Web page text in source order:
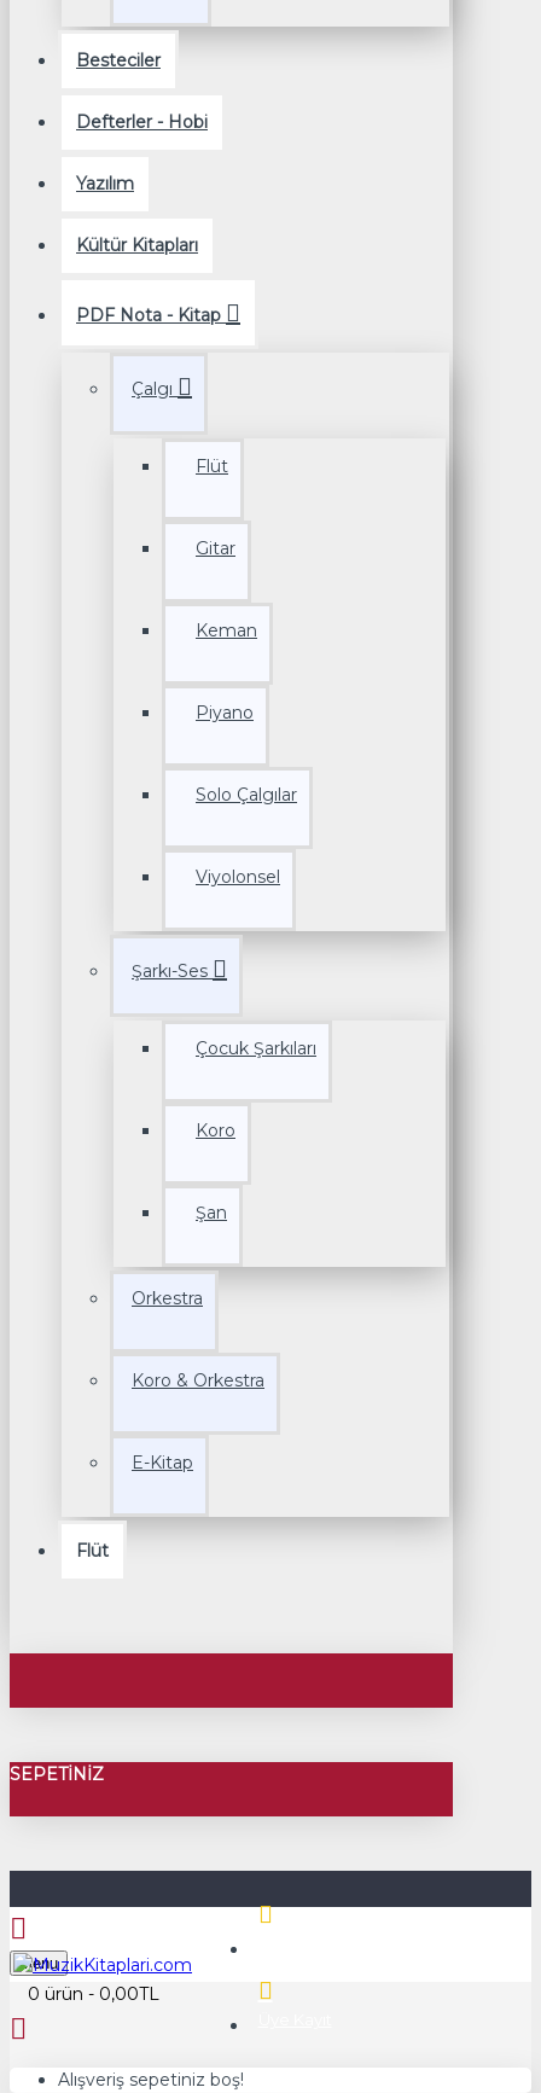
Besteciler
Defterler - Hobi
Yazılım
Kültür Kitapları
PDF Nota - Kitap
Çalgı
Flüt
Gitar
Keman
Piyano
Solo Çalgılar
Viyolonsel
Şarkı-Ses
Çocuk Şarkıları
Koro
Şan
Orkestra
Koro & Orkestra
E-Kitap
Flüt
SEPETINIZ
Menu
0 ürün - 0,00TL
Alışveriş sepetiniz boş!